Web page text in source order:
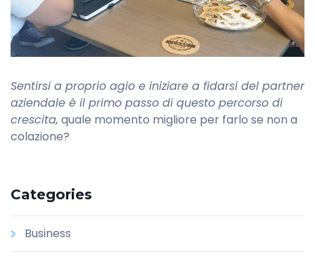
Sentirsi a proprio agio e iniziare a fidarsi del partner
aziendale è il primo passo di questo percorso di
crescita, quale momento migliore per farlo se non a
colazione?
Categories
Business